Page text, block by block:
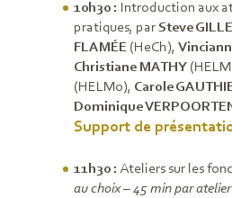
10h30 : Introduction aux
pratiques, parSteve
FLAMÉE (HeCh),
Christiane MATHY
(HELMo), Carole
Dominique
Support de
11h30 : Ateliers sur les
au choix – 45 min par